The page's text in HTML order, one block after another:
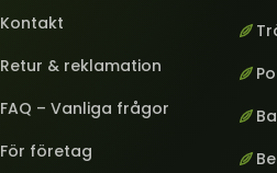
Kontakt
Retur & reklamation
FAQ – Vanliga frågor
För företag